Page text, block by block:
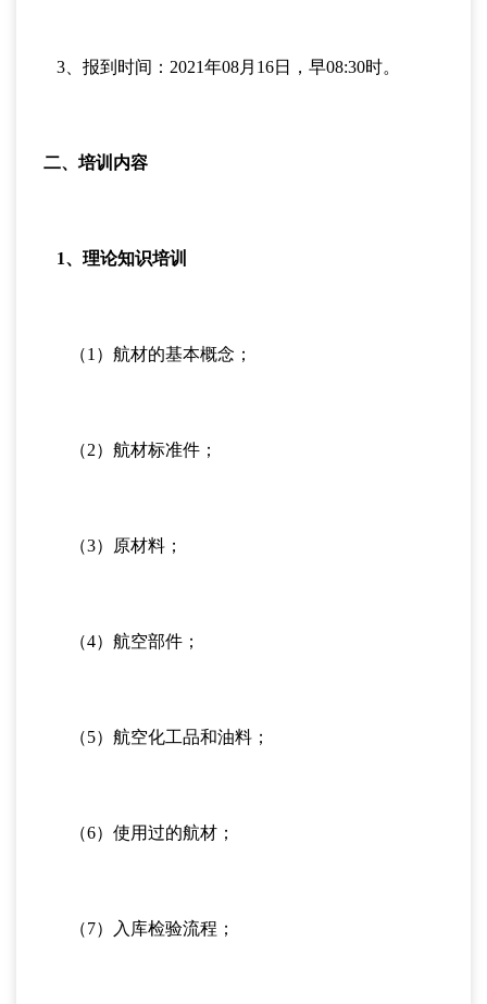
3、报到时间：2021年08月16日，早08:30时。
二、培训内容
1、理论知识培训
（1）航材的基本概念；
（2）航材标准件；
（3）原材料；
（4）航空部件；
（5）航空化工品和油料；
（6）使用过的航材；
（7）入库检验流程；